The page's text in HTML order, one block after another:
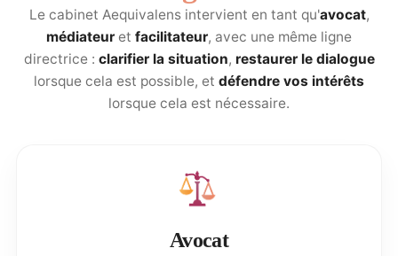
Le cabinet Aequivalens intervient en tant qu'avocat,
médiateur et facilitateur, avec une même ligne
directrice : clarifier la situation, restaurer le dialogue
lorsque cela est possible, et défendre vos intérêts
lorsque cela est nécessaire.
Avocat